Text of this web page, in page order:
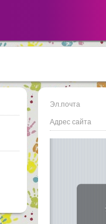
Эл.почта
Адрес сайта